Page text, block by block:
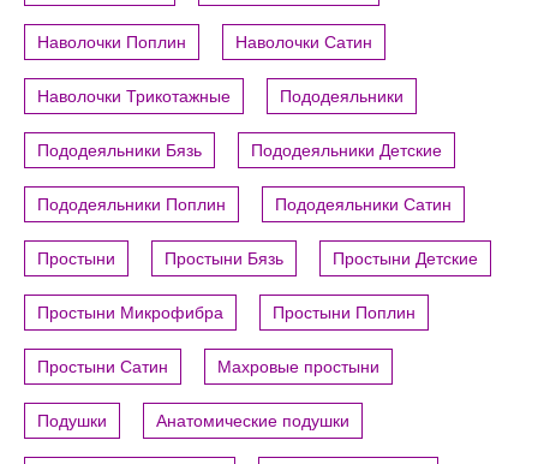
Наволочки Поплин Наволочки Сатин
Наволочки Трикотажные Пододеяльники
Пододеяльники Бязь Пододеяльники Детские
Пододеяльники Поплин Пододеяльники Сатин
Простыни Простыни Бязь Простыни Детские
Простыни Микрофибра Простыни Поплин
Простыни Сатин Махровые простыни
Подушки Анатомические подушки